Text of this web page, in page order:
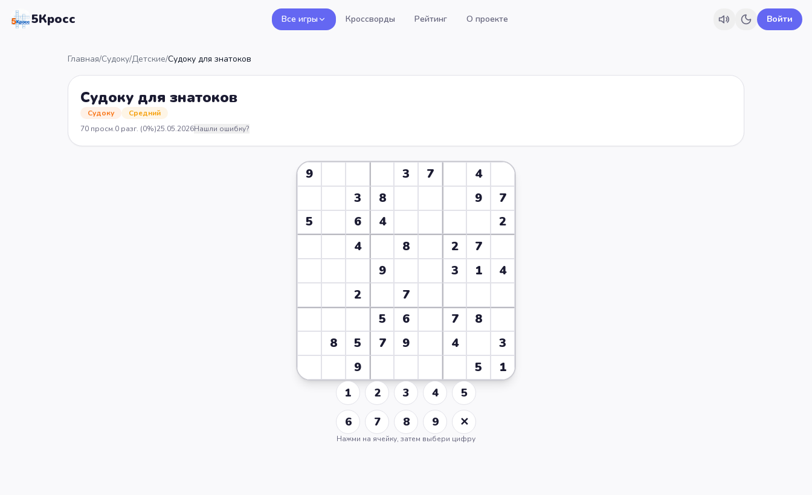
5Кросс Все игры Кроссворды Рейтинг О проекте Войти
Главная/Судоку/Детские/Судоку для знатоков
Судоку для знатоков
Судоку
Средний
70 просм.0 разг. (0%)25.05.2026Нашли ошибку?
9 3 7
4
3
8 9
7
5
6 4
2
4
8 2
7
9
3 1
4
2
7
5
6 7
8
8
5 7 9 4
3
9
5 1
1 2 3 4
5
6
7 8 9 ✕
Нажми на ячейку, затем выбери цифру